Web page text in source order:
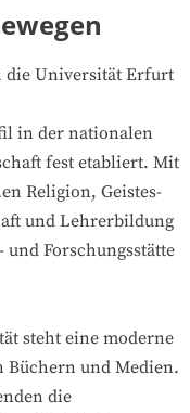
die Universität Erfurt
in der nationalen
fest etabliert. Mit
Religion, Geistes-
und Lehrerbildung
und Forschungsstätte
steht eine moderne
und Medien.
die